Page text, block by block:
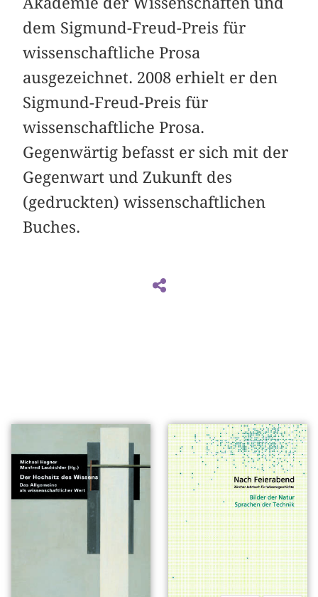
dem Sigmund-Freud-Preis für
wissenschaftliche Prosa
ausgezeichnet. 2008 erhielt er den
Sigmund-Freud-Preis für
wissenschaftliche Prosa.
Gegenwärtig befasst er sich mit der
Gegenwart und Zukunft des
(gedruckten) wissenschaftlichen
Buches.